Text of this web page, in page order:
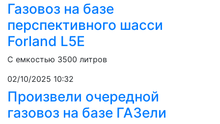
Газовоз на базе
перспективного шасси
Forland L5E
C емкостью 3500 литров
02/10/2025 10:32
Произвели очередной
газовоз на базе ГАЗели